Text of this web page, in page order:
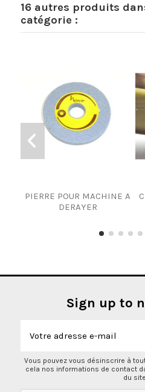
16 autres produits
catégorie :
PIERRE POUR MACHINE A
DERAYER
Sign up to
Vous pouvez vous désinscrire à
cela nos informations de contact
du site.